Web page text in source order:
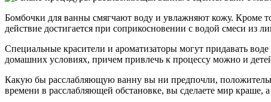
Бомбочки для ванны смягчают воду и увлажняют кожу. Кроме
действие достигается при соприкосновении с водой смеси из
Специальные красители и ароматизаторы могут придавать
домашних условиях, причем привлечь к процессу можно и
Какую бы расслабляющую ванну вы ни предпочли,
времени в расслабляющей обстановке, вы сделаете мир краше,